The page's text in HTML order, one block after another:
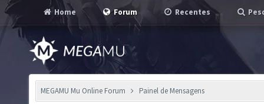
Home Forum Recentes
MEGAMU Mu Online Forum Painel de Mensagens